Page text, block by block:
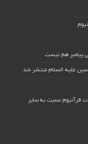
پیامبر هم نیست
علیه السلام منتشر شد
قرآنیوم نسبت به سایر